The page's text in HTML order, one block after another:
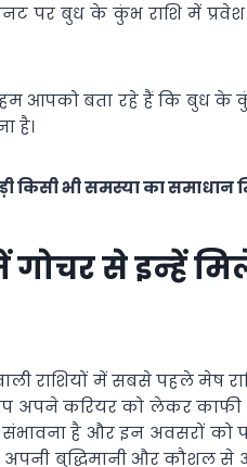
पर बुध के कुंभ राशि में
आपको बता रहे हैं कि बुध के
है।
किसी भी समस्या का समाधान
से इन्‍हें
राशियों में सबसे पहले मेष
अपने करियर को लेकर
है और इन अवसरों को
बुद्धिमानी और कौशल से